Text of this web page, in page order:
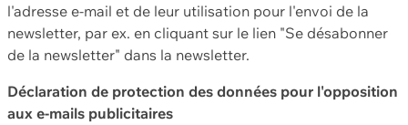
l'adresse e-mail et de leur utilisation pour l'envoi de la
newsletter, par ex. en cliquant sur le lien "Se désabonner
de la newsletter" dans la newsletter.
Déclaration de protection des données pour l'opposition
aux e-mails publicitaires